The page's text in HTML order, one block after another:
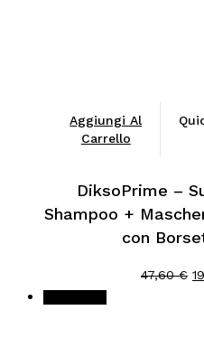
Aggiungi Al
Carrello
DiksoPrime –
Shampoo +
con
47,60€ Il